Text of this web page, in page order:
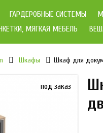
ГАРДЕРОБНЫЕ СИСТЕМЫ
МЯГКАЯ МЕБЕЛЬ
Шкафы Шкаф для
под заказ